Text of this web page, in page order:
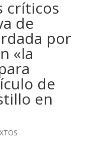
críticos
de
por
«la
de
en